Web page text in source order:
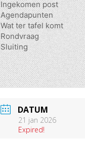
Ingekomen post
Agendapunten
Wat ter tafel komt
Rondvraag
Sluiting
DATUM
21 jan 2026
Expired!